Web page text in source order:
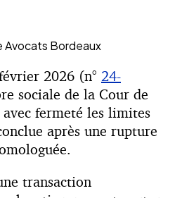
Avocats Bordeaux
2026 (n° 24-
sociale de la Cour de
fermeté les limites
après une rupture
transaction